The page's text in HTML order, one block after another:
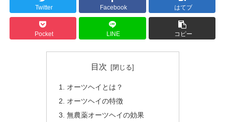
Twitter Facebook はてブ
Pocket LINE コピー
目次
オーツヘイとは？
オーツヘイの特徴
無農薬オーツヘイの効果